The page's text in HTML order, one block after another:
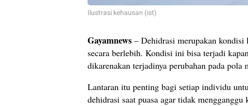
Ilustrasi kehausan (ist)
Gayamnews – Dehidrasi merupakan kondisi
secara berlebih. Kondisi ini bisa terjadi
dikarenakan terjadinya perubahan pada pola
Lantaran itu penting bagi setiap individu
dehidrasi saat puasa agar tidak mengganggu